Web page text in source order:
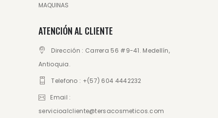
MAQUINAS
ATENCIÓN AL CLIENTE
Dirección : Carrera 56 #9-41. Medellín,
Antioquia.
Telefono : +(57) 604 4442232
Email :
servicioalcliente@tersacosmeticos.com